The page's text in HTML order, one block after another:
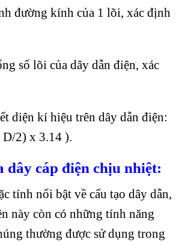
đường kính của 1 lõi, xác định
số lõi của dây dẫn điện, xác
diện kí hiệu trên dây dẫn điện:
2) x 3.14 ).
dây cáp điện chịu nhiệt:
tính nổi bật về cấu tạo dây dẫn,
này còn có những tính năng
thường được sử dụng trong